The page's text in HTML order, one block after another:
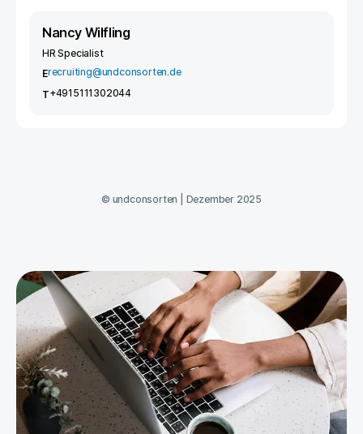
Nancy Wilfling
HR Specialist
Erecruiting@undconsorten.de
T+4915111302044
© undconsorten Dezember 2025